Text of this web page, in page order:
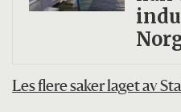
Les flere saker laget av